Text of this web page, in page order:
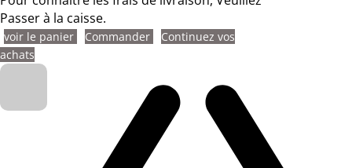
Passer à la caisse.
voir le panier Commander
Continuez vos
achats